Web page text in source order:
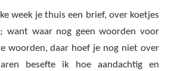
week je thuis een brief, over koetjes
want waar nog geen woorden voor
woorden, daar hoef je nog niet over
besefte ik hoe aandachtig en